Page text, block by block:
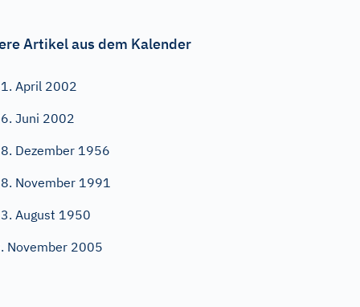
Artikel aus dem Kalender
April 2002
Juni 2002
Dezember 1956
November 1991
August 1950
November 2005